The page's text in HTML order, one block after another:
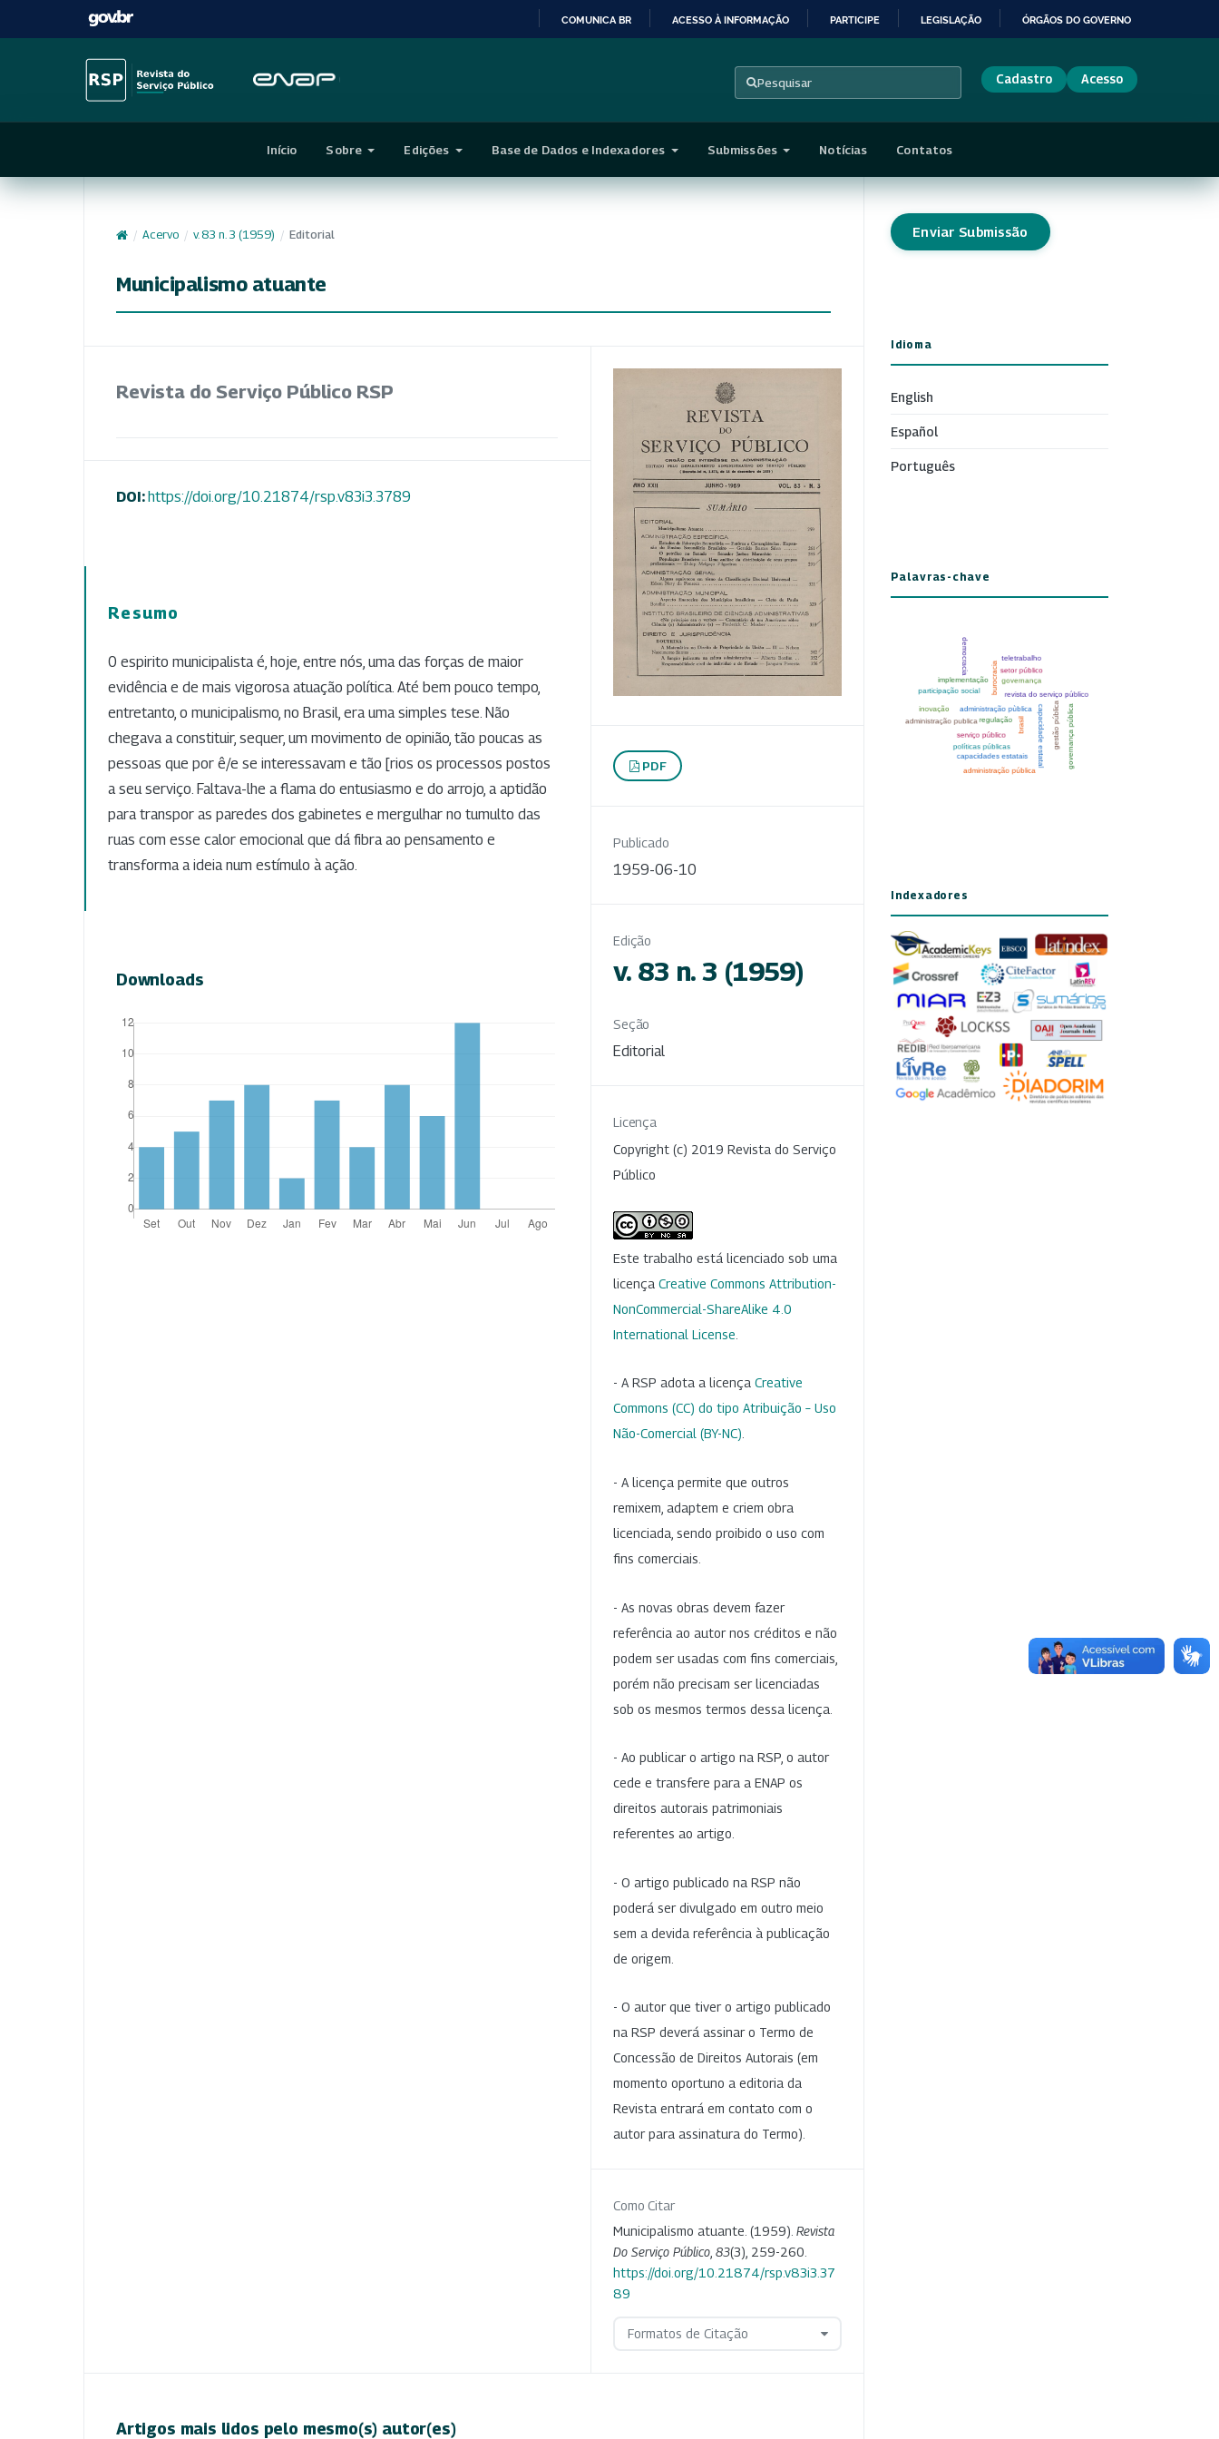
CONTEÚDO
COMUNICA BR ACESSO À INFORMAÇÃO PARTICIPE LEGISLAÇÃO ÓRGÃOS DO GOVERNO
Pesquisar Cadastro Acesso
Início Sobre Edições Base de Dados e Indexadores Submissões Notícias Contatos
/ Acervo / v. 83 n. 3 (1959) / Editorial
Municipalismo atuante
Revista do Serviço Público RSP
DOI:https://doi.org/10.21874/rsp.v83i3.3789
Resumo
0 espirito municipalista é, hoje, entre nós, uma das forças de maior
evidência e de mais vigorosa atuação política. Até bem pouco tempo,
entretanto, o municipalismo, no Brasil, era uma simples tese. Não
chegava a constituir, sequer, um movimento de opinião, tão poucas as
pessoas que por ê/e se interessavam e tão [rios os processos postos
a seu serviço. Faltava-lhe a flama do entusiasmo e do arrojo, a aptidão
para transpor as paredes dos gabinetes e mergulhar no tumulto das
ruas com esse calor emocional que dá fibra ao pensamento e
transforma a ideia num estímulo à ação.
Downloads
PDF
Publicado
1959-06-10
Edição
v. 83 n. 3 (1959)
Seção
Editorial
Licença
Copyright (c) 2019 Revista do Serviço
Público
Este trabalho está licenciado sob uma
licença Creative Commons Attribution-
NonCommercial-ShareAlike 4.0
International License
- A RSP adota a licença Creative
Commons (CC) do tipo Atribuição – Uso
Não-Comercial (BY-NC).
- A licença permite que outros
remixem, adaptem e criem obra
licenciada, sendo proibido o uso com
fins comerciais.
- As novas obras devem fazer
referência ao autor nos créditos e não
podem ser usadas com fins comerciais,
porém não precisam ser licenciadas
sob os mesmos termos dessa licença.
- Ao publicar o artigo na RSP, o autor
cede e transfere para a ENAP os
direitos autorais patrimoniais
referentes ao artigo.
- O artigo publicado na RSP não
poderá ser divulgado em outro meio
sem a devida referência à publicação
de origem.
- O autor que tiver o artigo publicado
na RSP deverá assinar o Termo de
Concessão de Direitos Autorais (em
momento oportuno a editoria da
Revista entrará em contato com o
autor para assinatura do Termo).
Como Citar
Municipalismo atuante. (1959). Revista
Do Serviço Público, 83(3), 259-260.
https://doi.org/10.21874/rsp.v83i3.37
89
Formatos de Citação
Artigos mais lidos pelo mesmo(s) autor(es)
Enviar Submissão
Idioma
English
Español
Português
Palavras-chave
Indexadores